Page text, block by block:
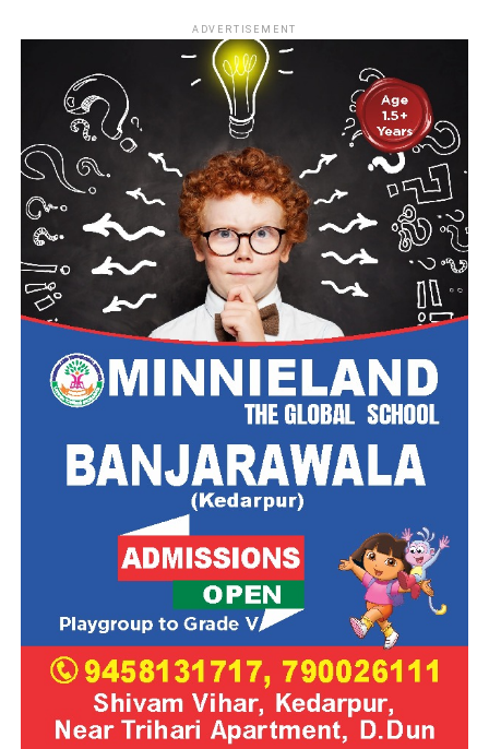
ADVERTISEMENT